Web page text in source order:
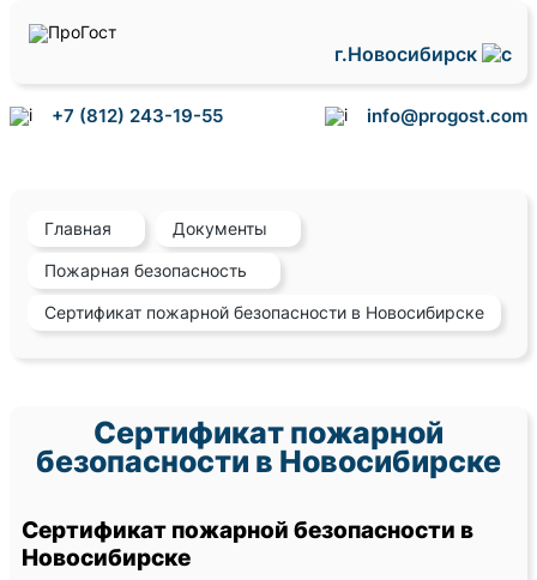
г.Новосибирск
+7 (812) 243-19-55 info@progost.com
Главная Документы
Пожарная безопасность
Сертификат пожарной безопасности в Новосибирске
Сертификат пожарной
безопасности в Новосибирске
Сертификат пожарной безопасности в
Новосибирске